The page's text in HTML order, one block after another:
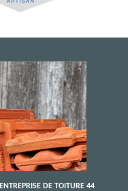
ENTREPRISE DE TOITURE 44